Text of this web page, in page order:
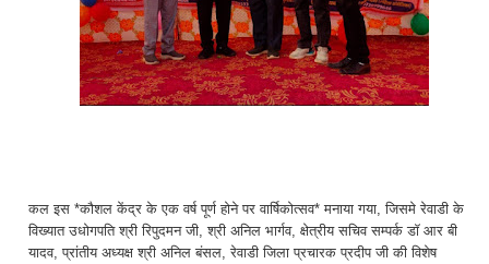
कल इस *कौशल केंद्र के एक वर्ष पूर्ण होने पर वार्षिकोत्सव* मनाया गया, जिसमे रेवाडी के
विख्यात उधोगपति श्री रिपुदमन जी, श्री अनिल भार्गव, क्षेत्रीय सचिव सम्पर्क डॉ आर बी
यादव, प्रांतीय अध्यक्ष श्री अनिल बंसल, रेवाडी जिला प्रचारक प्रदीप जी की विशेष